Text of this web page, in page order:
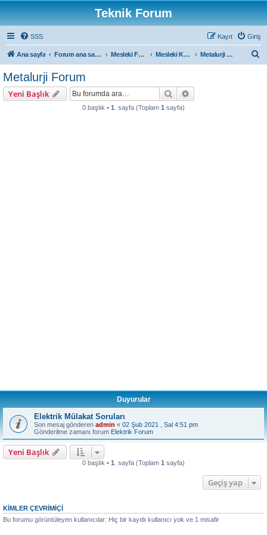
Teknik Forum
SSS Giriş
Kayıt
Ana sayfa Forum ana sayfa Mesleki Forumlar Mesleki Konular Metalurji Forum
Metalurji Forum
Yeni Başlık Ara
0 başlık • 1 . sayfa (Toplam 1 sayfa)
Duyurular
Elektrik Mülakat Soruları
Son mesaj gönderen admin « 02 Şub 2021 , Sal 4:51 pm
Gönderilme zamanı forum Elektrik Forum
Yeni Başlık
0 başlık • 1 . sayfa (Toplam 1 sayfa)
Geçiş yap
KIMLER ÇEVRIMIÇI
Bu forumu görüntüleyen kullanıcılar: Hiç bir kayıtlı kullanıcı yok ve 1 misafir